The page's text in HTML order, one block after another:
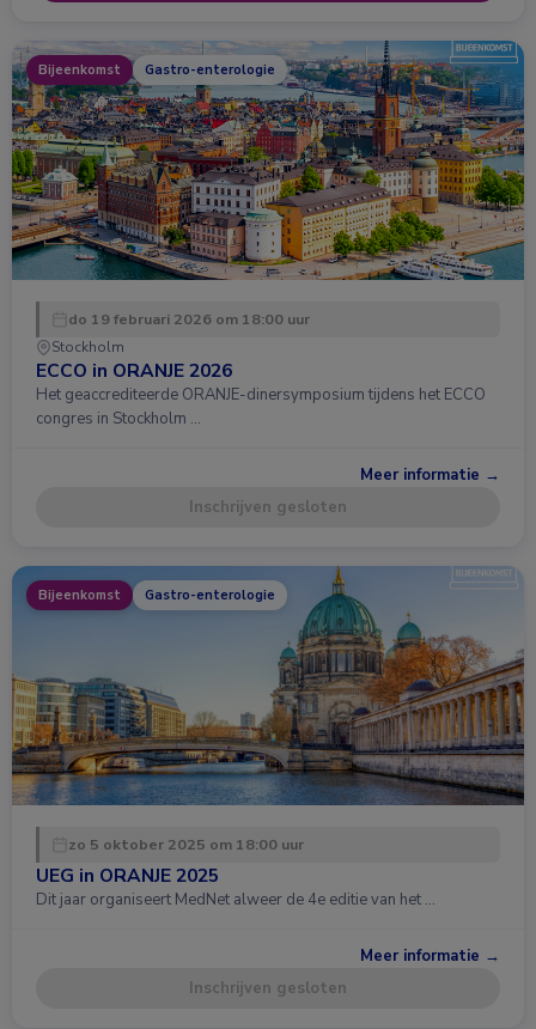
Bijeenkomst Gastro-enterologie
do 19 februari 2026 om 18:00 uur
Stockholm
ECCO in ORANJE 2026
Het geaccrediteerde ORANJE-dinersymposium tijdens het ECCO
congres in Stockholm …
Meer informatie →
Inschrijven gesloten
Bijeenkomst Gastro-enterologie
zo 5 oktober 2025 om 18:00 uur
UEG in ORANJE 2025
Dit jaar organiseert MedNet alweer de 4e editie van het …
Meer informatie →
Inschrijven gesloten